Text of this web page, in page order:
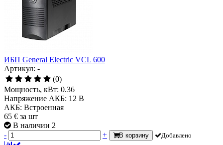
ИБП General Electric VCL 600
Артикул: -
(0)
Мощность, кВт: 0.36
Напряжение АКБ: 12 В
АКБ: Встроенная
65 € за шт
В наличии 2
-
+ В корзину Добавлено